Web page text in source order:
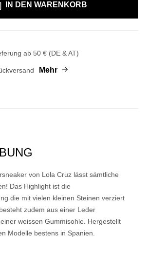
IN DEN WARENKORB
ab 50 € (DE & AT)
Mehr
von Lola Cruz lässt sämtliche
Das Highlight ist die
die mit vielen kleinen Steinen verziert
zudem aus einer Leder
weissen Gummisohle. Hergestellt
Modelle bestens in Spanien.